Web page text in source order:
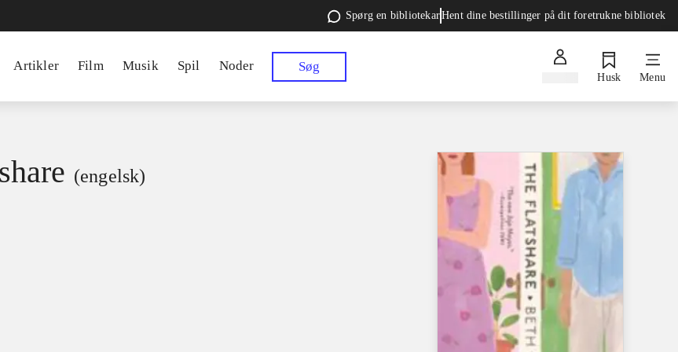
Spørg en bibliotekarHent dine bestillinger på dit foretrukne bibliotek
Artikler Film Musik Spil Noder Søg
Husk Menu
(engelsk)